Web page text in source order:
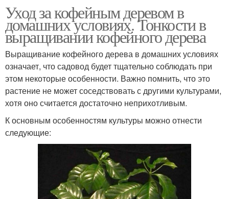
Уход за кофейным деревом в
домашних условиях. Тонкости в
выращивании кофейного дерева
Выращивание кофейного дерева в домашних условиях
означает, что садовод будет тщательно соблюдать при
этом некоторые особенности. Важно помнить, что это
растение не может соседствовать с другими культурами,
хотя оно считается достаточно неприхотливым.
К основным особенностям культуры можно отнести
следующие: